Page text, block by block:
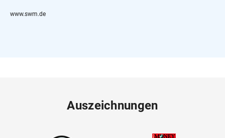
www.swm.de
Auszeichnungen